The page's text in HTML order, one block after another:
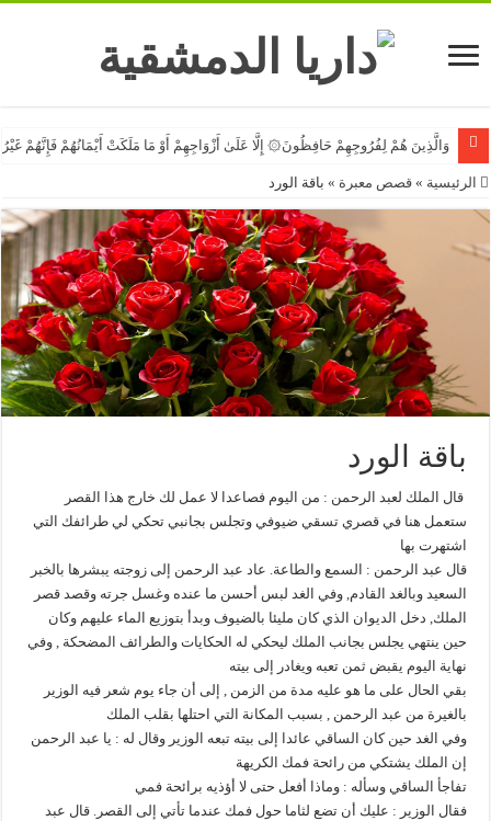
وَالَّذِينَ هُمْ لِفُرُوجِهِمْ حَافِظُونَ۞ إِلَّا عَلَىٰ أَزْوَاجِهِمْ أَوْ مَا مَلَكَتْ أَيْمَانُهُمْ فَإِنَّهُمْ
الرئيسية » قصص معبرة » باقة الورد
باقة الورد
قال الملك لعبد الرحمن : من اليوم فصاعدا لا عمل لك خارج هذا القصر
ستعمل هنا في قصري تسقي ضيوفي وتجلس بجانبي تحكي لي طرائفك التي
اشتهرت بها
قال عبد الرحمن : السمع والطاعة. عاد عبد الرحمن إلى زوجته يبشرها بالخبر
السعيد وبالغد القادم, وفي الغد لبس أحسن ما عنده وغسل جرته وقصد قصر
الملك, دخل الديوان الذي كان مليئا بالضيوف وبدأ بتوزيع الماء عليهم وكان
حين ينتهي يجلس بجانب الملك ليحكي له الحكايات والطرائف المضحكة , وفي
نهاية اليوم يقبض ثمن تعبه ويغادر إلى بيته
بقي الحال على ما هو عليه مدة من الزمن , إلى أن جاء يوم شعر فيه الوزير
بالغيرة من عبد الرحمن , بسبب المكانة التي احتلها بقلب الملك
وفي الغد حين كان الساقي عائدا إلى بيته تبعه الوزير وقال له : يا عبد الرحمن
إن الملك يشتكي من رائحة فمك الكريهة
تفاجأ الساقي وسأله : وماذا أفعل حتى لا أؤذيه برائحة فمي
فقال الوزير : عليك أن تضع لثاما حول فمك عندما تأتي إلى القصر. قال عبد